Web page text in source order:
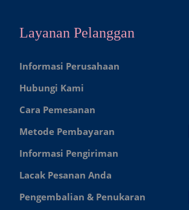
Layanan Pelanggan
Informasi Perusahaan
Hubungi Kami
Cara Pemesanan
Metode Pembayaran
Informasi Pengiriman
Lacak Pesanan Anda
Pengembalian & Penukaran